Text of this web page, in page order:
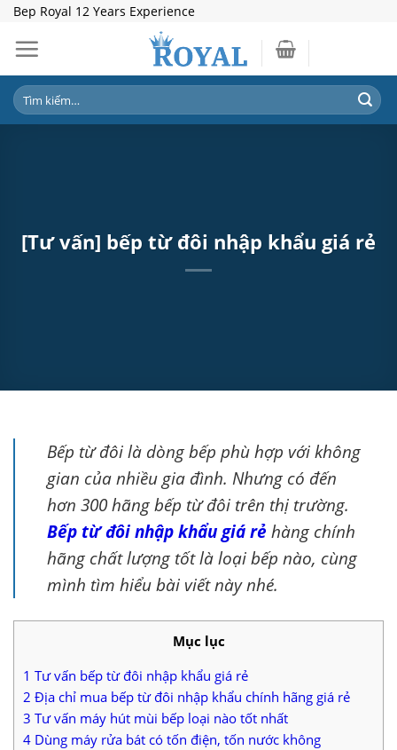
Skip
content
Bep Royal 12 Years Experience
Tìm
kiếm:
[Tư vấn] bếp từ đôi nhập khẩu giá rẻ
Bếp từ đôi là dòng bếp phù hợp với không
gian của nhiều gia đình. Nhưng có đến
hơn 300 hãng bếp từ đôi trên thị trường.
Bếp từ đôi nhập khẩu giá rẻ hàng chính
hãng chất lượng tốt là loại bếp nào, cùng
mình tìm hiểu bài viết này nhé.
Mục lục
1 Tư vấn bếp từ đôi nhập khẩu giá rẻ
2 Địa chỉ mua bếp từ đôi nhập khẩu chính hãng giá rẻ
3 Tư vấn máy hút mùi bếp loại nào tốt nhất
4 Dùng máy rửa bát có tốn điện, tốn nước không